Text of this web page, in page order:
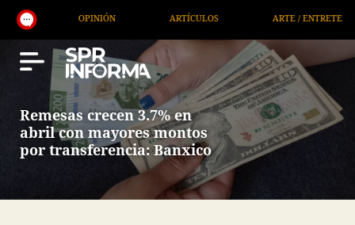
OPINIÓN ARTÍCULOS ARTE / ENTRETENIMIENTO
Remesas crecen 3.7% en
abril con mayores montos
por transferencia: Banxico